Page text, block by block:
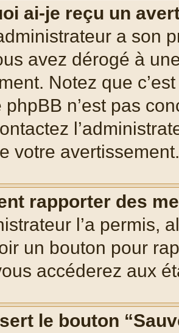
ai-je reçu un
a son
avez dérogé à
Notez que
phpBB n’est pas
votre avertissement.
rapporter des
l’a permis,
un bouton pour
accéderez aux
le bouton